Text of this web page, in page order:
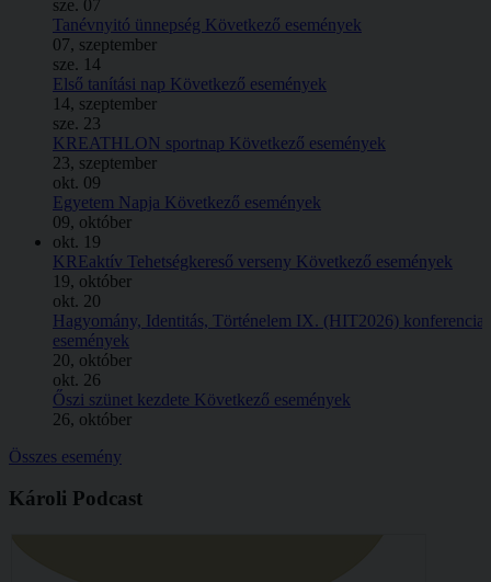
sze. 07
Tanévnyitó ünnepség Következő események
07, szeptember
sze. 14
Első tanítási nap Következő események
14, szeptember
sze. 23
KREATHLON sportnap Következő események
23, szeptember
okt. 09
Egyetem Napja Következő események
09, október
okt. 19
KREaktív Tehetségkereső verseny Következő események
19, október
okt. 20
Hagyomány, Identitás, Történelem IX. (HIT2026) konferencia
események
20, október
okt. 26
Őszi szünet kezdete Következő események
26, október
Összes esemény
Károli Podcast